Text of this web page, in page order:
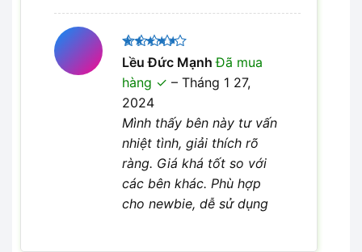
Được
xếp hạng
45 sao
Lều Đức MạnhĐã mua
hàng
– Tháng 1 27,
2024
Mình thấy bên này tư vấn
nhiệt tình, giải thích rõ
ràng. Giá khá tốt so với
các bên khác. Phù hợp
cho newbie, dễ sử dụng